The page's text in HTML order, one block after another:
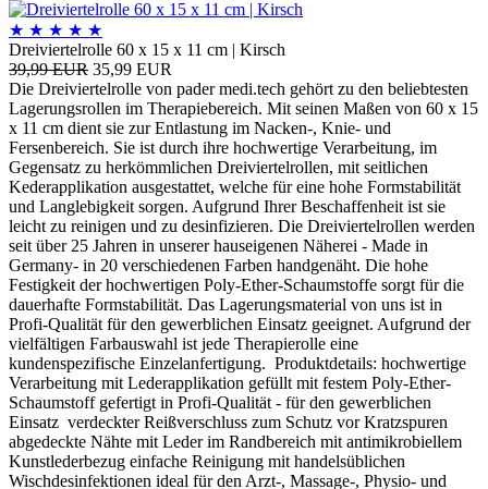
★ ★ ★ ★ ★
Dreiviertelrolle 60 x 15 x 11 cm | Kirsch
39,99 EUR 35,99 EUR
Die Dreiviertelrolle von pader medi.tech gehört zu den beliebtesten
Lagerungsrollen im Therapiebereich. Mit seinen Maßen von 60 x 15
x 11 cm dient sie zur Entlastung im Nacken-, Knie- und
Fersenbereich. Sie ist durch ihre hochwertige Verarbeitung, im
Gegensatz zu herkömmlichen Dreiviertelrollen, mit seitlichen
Kederapplikation ausgestattet, welche für eine hohe Formstabilität
und Langlebigkeit sorgen. Aufgrund Ihrer Beschaffenheit ist sie
leicht zu reinigen und zu desinfizieren. Die Dreiviertelrollen werden
seit über 25 Jahren in unserer hauseigenen Näherei - Made in
Germany- in 20 verschiedenen Farben handgenäht. Die hohe
Festigkeit der hochwertigen Poly-Ether-Schaumstoffe sorgt für die
dauerhafte Formstabilität. Das Lagerungsmaterial von uns ist in
Profi-Qualität für den gewerblichen Einsatz geeignet. Aufgrund der
vielfältigen Farbauswahl ist jede Therapierolle eine
kundenspezifische Einzelanfertigung. Produktdetails: hochwertige
Verarbeitung mit Lederapplikation gefüllt mit festem Poly-Ether-
Schaumstoff gefertigt in Profi-Qualität - für den gewerblichen
Einsatz verdeckter Reißverschluss zum Schutz vor Kratzspuren
abgedeckte Nähte mit Leder im Randbereich mit antimikrobiellem
Kunstlederbezug einfache Reinigung mit handelsüblichen
Wischdesinfektionen ideal für den Arzt-, Massage-, Physio- und